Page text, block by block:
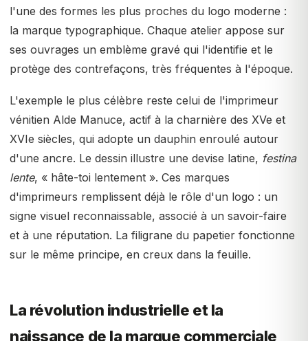
l'une des formes les plus proches du logo moderne :
la marque typographique. Chaque atelier appose sur
ses ouvrages un emblème gravé qui l'identifie et le
protège des contrefaçons, très fréquentes à l'époque.
L'exemple le plus célèbre reste celui de l'imprimeur
vénitien Alde Manuce, actif à la charnière des XVe et
XVIe siècles, qui adopte un dauphin enroulé autour
d'une ancre. Le dessin illustre une devise latine, festina
lente, « hâte-toi lentement ». Ces marques
d'imprimeurs remplissent déjà le rôle d'un logo : un
signe visuel reconnaissable, associé à un savoir-faire
et à une réputation. La filigrane du papetier fonctionne
sur le même principe, en creux dans la feuille.
La révolution industrielle et la
naissance de la marque commerciale